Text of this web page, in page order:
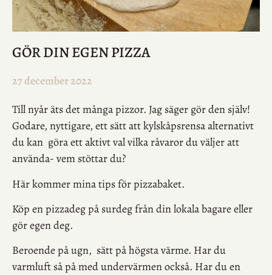
GÖR DIN EGEN PIZZA
27 december 2022
Till nyår äts det många pizzor. Jag säger gör den själv!
Godare, nyttigare, ett sätt att kylskåpsrensa alternativt
du kan göra ett aktivt val vilka råvaror du väljer att
använda- vem stöttar du?
Här kommer mina tips för pizzabaket.
Köp en pizzadeg på surdeg från din lokala bagare eller
gör egen deg.
Beroende på ugn, sätt på högsta värme. Har du
varmluft så på med undervärmen också. Har du en